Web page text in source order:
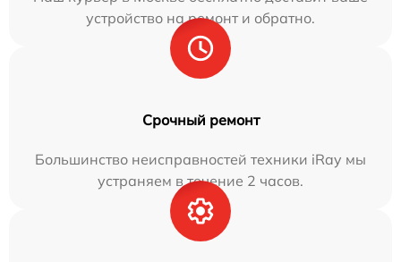
устройство на ремонт и обратно.
Срочный ремонт
Большинство неисправностей техники iRay мы
устраняем в течение 2 часов.